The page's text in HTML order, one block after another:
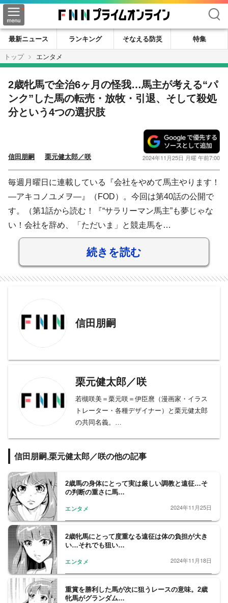
検索
最新ニュース ランキング そなえる防災
特集
トップ
エンタメ
2歳牝馬で全治6ヶ月の怪我…馬主が考える“パ
ンク”した馬の転売・放牧・引退、そして殺処
分という4つの選択肢
信田朋嗣 栗元健太郎／咲 2024年11月25日 月曜 午前7:00
毎週月曜日に連載している『会社をやめて馬主やります！
―アキコノユメヲ―』（FOD）。今回は第40話の公開で
す。（第1話から読む！『“サラリーマン馬主”も夢じゃな
い！会社を辞め、「ただいま」と競走馬を…
続きを読む
信田朋嗣
栗元健太郎／咲
若槻咲美＝栗元咲＝伊臣麿（漫画家・イラス
トレーター・各種デザイナー）と栗元健太郎
の共同名義。
郎が作画協力・一部構成。
『特区八犬士』は原作・構成、綾峰欄人先生
『足の裏のイーリス』『会社をやめて馬主や
ります！』『新・必殺闇同心』は原作有
信田朋嗣,栗元健太郎／咲の他の記事
2歳馬の身体にとって実は厳しい調教と遠征…そ
の判断の重さに馬…
エンタメ 2024年11月25日
2歳牝馬にとって度重なる遠征は体の負担が大き
い…それでも狙い…
エンタメ 2024年11月18日
重賞を勝利した馬が次に狙うレースの意味。2歳
牝馬がグランダム…